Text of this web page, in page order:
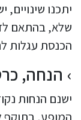
יתכנו
שלא, בהתאם
הכנסת עגלות
הנחה,
ישנם הנחות